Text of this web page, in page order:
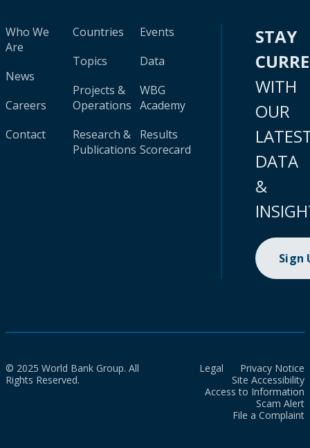
Who We
Are
News
Careers
Contact
Countries
Topics
Projects &
Operations
Research &
Publications
Events
Data
WBG
Academy
Results
Scorecard
STAY
WITH
OUR
DATA
&
Sign
© 2025 World Bank Group. All
Rights Reserved.
Legal
Privacy Notice
Site Accessibility
Access to Information
Scam Alert
File a Complaint